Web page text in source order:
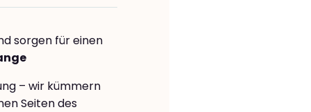
sorgen für einen
– wir kümmern
Seiten des